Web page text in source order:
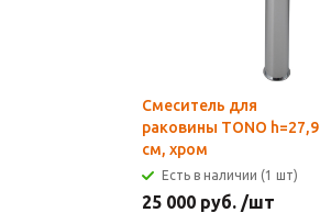
Смеситель для
раковины TONO h=27,9
см, хром
Есть в наличии (1 шт)
25 000 руб. /шт